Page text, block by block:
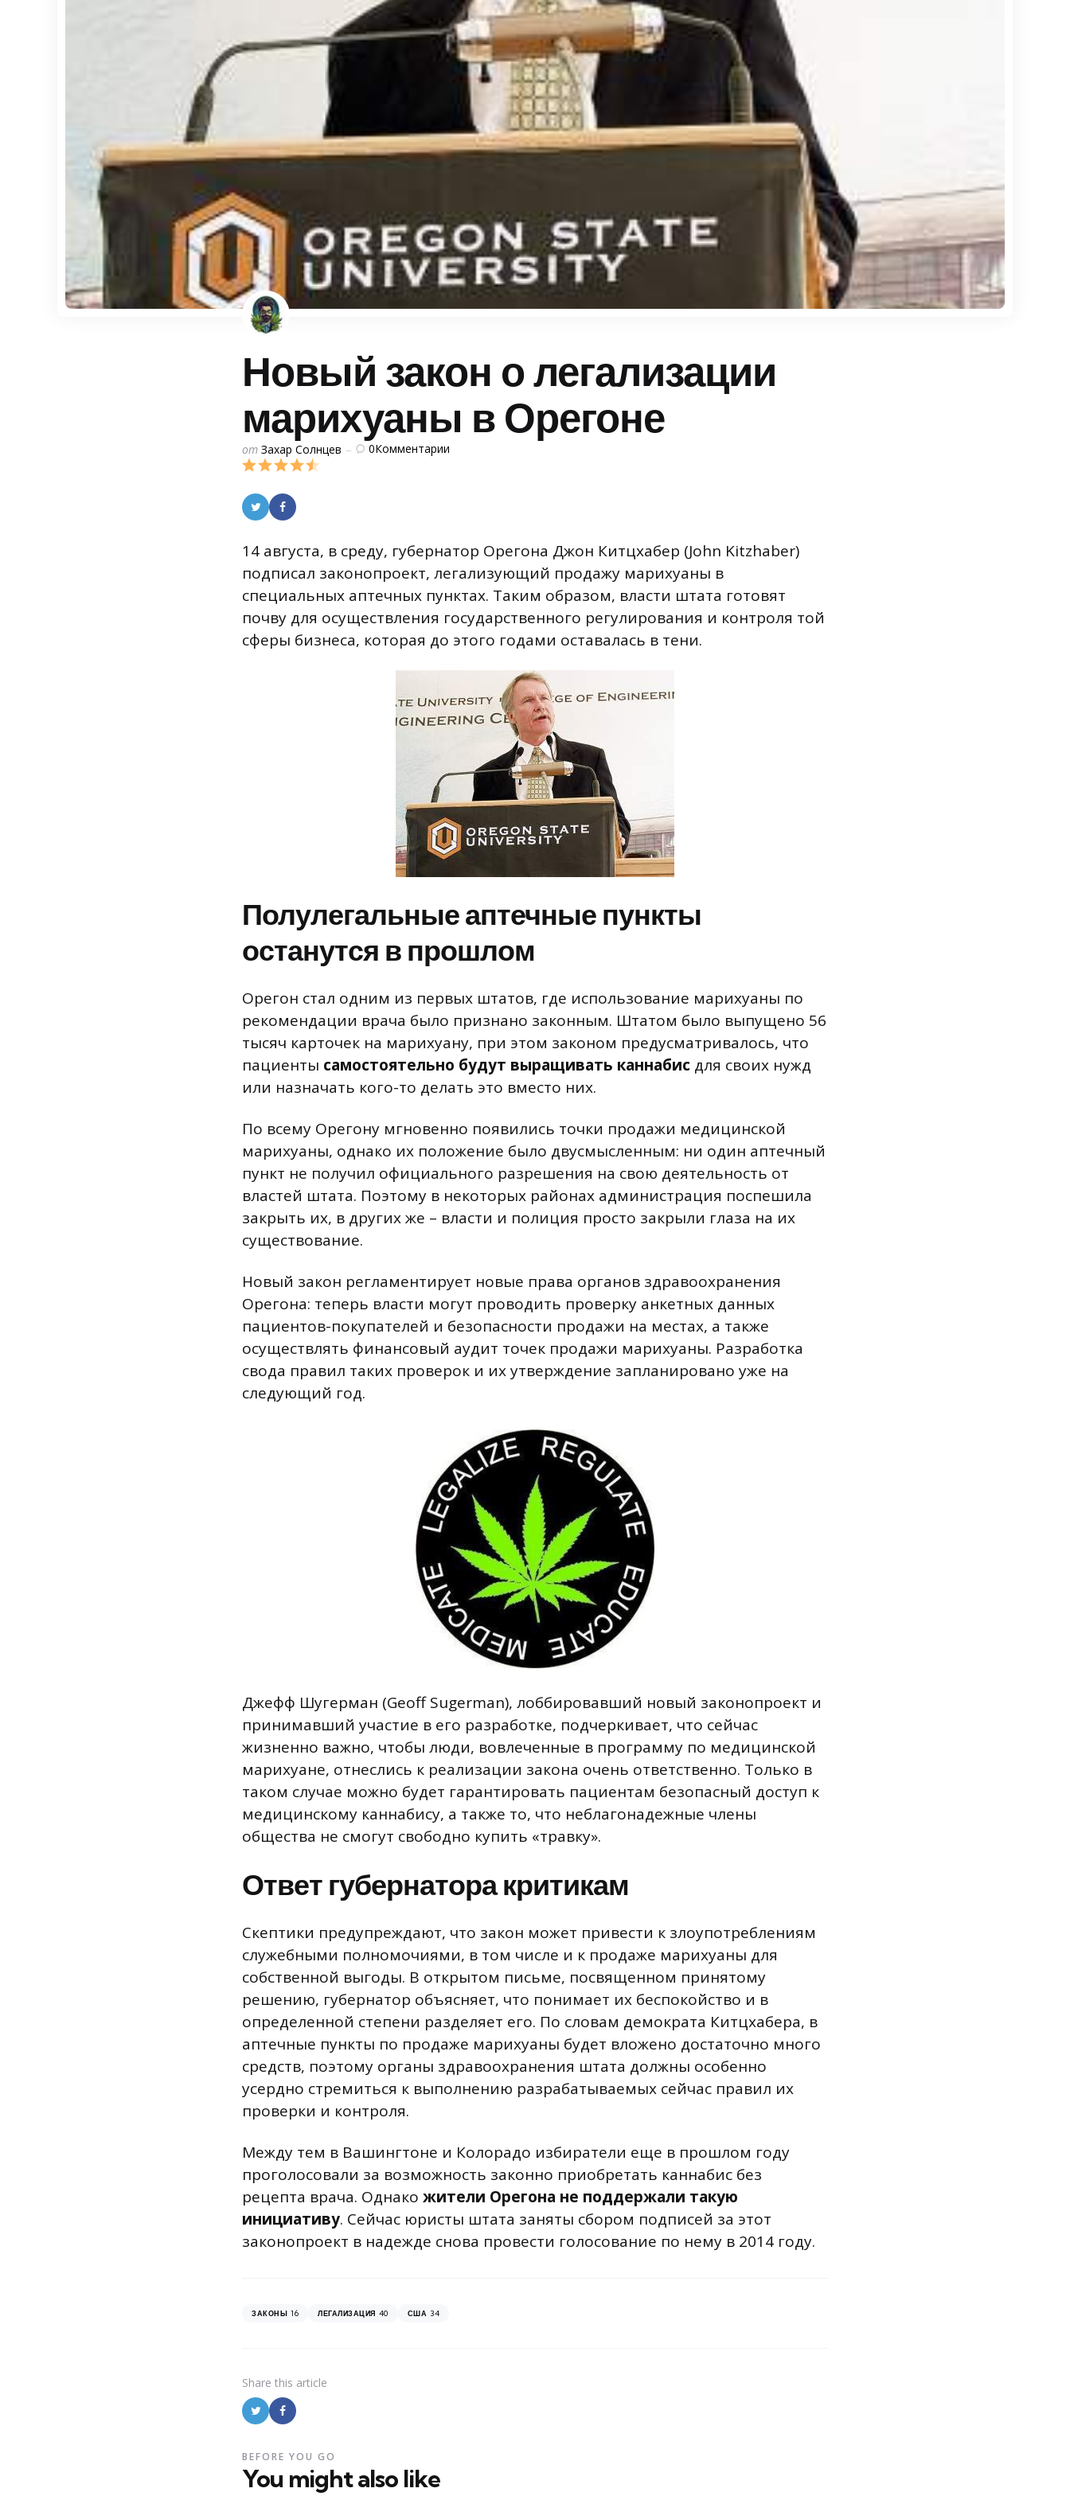
Новый закон о легализации
марихуаны в Орегоне
Posted
by
от Захар Солнцев 0Комментарии
14 августа, в среду, губернатор Орегона Джон Китцхабер (John Kitzhaber)
подписал законопроект, легализующий продажу марихуаны в
специальных аптечных пунктах. Таким образом, власти штата готовят
почву для осуществления государственного регулирования и контроля той
сферы бизнеса, которая до этого годами оставалась в тени.
Полулегальные аптечные пункты
останутся в прошлом
Орегон стал одним из первых штатов, где использование марихуаны по
рекомендации врача было признано законным. Штатом было выпущено 56
тысяч карточек на марихуану, при этом законом предусматривалось, что
пациенты самостоятельно будут выращивать каннабис для своих нужд
или назначать кого-то делать это вместо них.
По всему Орегону мгновенно появились точки продажи медицинской
марихуаны, однако их положение было двусмысленным: ни один аптечный
пункт не получил официального разрешения на свою деятельность от
властей штата. Поэтому в некоторых районах администрация поспешила
закрыть их, в других же – власти и полиция просто закрыли глаза на их
существование.
Новый закон регламентирует новые права органов здравоохранения
Орегона: теперь власти могут проводить проверку анкетных данных
пациентов-покупателей и безопасности продажи на местах, а также
осуществлять финансовый аудит точек продажи марихуаны. Разработка
свода правил таких проверок и их утверждение запланировано уже на
следующий год.
Джефф Шугерман (Geoff Sugerman), лоббировавший новый законопроект и
принимавший участие в его разработке, подчеркивает, что сейчас
жизненно важно, чтобы люди, вовлеченные в программу по медицинской
марихуане, отнеслись к реализации закона очень ответственно. Только в
таком случае можно будет гарантировать пациентам безопасный доступ к
медицинскому каннабису, а также то, что неблагонадежные члены
общества не смогут свободно купить «травку».
Ответ губернатора критикам
Скептики предупреждают, что закон может привести к злоупотреблениям
служебными полномочиями, в том числе и к продаже марихуаны для
собственной выгоды. В открытом письме, посвященном принятому
решению, губернатор объясняет, что понимает их беспокойство и в
определенной степени разделяет его. По словам демократа Китцхабера, в
аптечные пункты по продаже марихуаны будет вложено достаточно много
средств, поэтому органы здравоохранения штата должны особенно
усердно стремиться к выполнению разрабатываемых сейчас правил их
проверки и контроля.
Между тем в Вашингтоне и Колорадо избиратели еще в прошлом году
проголосовали за возможность законно приобретать каннабис без
рецепта врача. Однако жители Орегона не поддержали такую
инициативу. Сейчас юристы штата заняты сбором подписей за этот
законопроект в надежде снова провести голосование по нему в 2014 году.
ЗАКОНЫ 16 ЛЕГАЛИЗАЦИЯ 40 США 34
Share this article
You might also like
BEFORE YOU GO